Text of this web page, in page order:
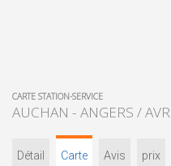
CARTE STATION-SERVICE
AUCHAN - ANGERS /
Détail Carte Avis prix